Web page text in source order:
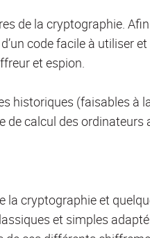
de la cryptographie.
code facile à utiliser
et espion.
historiques (faisables à
calcul des ordinateurs
cryptographie et
et simples